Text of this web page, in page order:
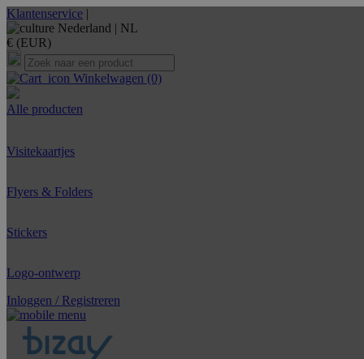
Klantenservice |
Nederland | NL
€ (EUR)
Winkelwagen (0)
Alle producten
Visitekaartjes
Flyers & Folders
Stickers
Logo-ontwerp
Inloggen / Registreren